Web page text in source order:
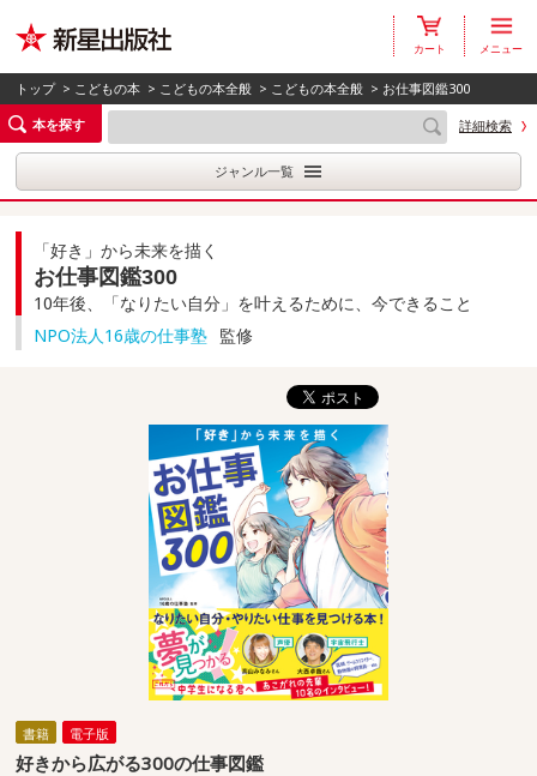
カート メニュー
トップ > こどもの本 > こどもの本全般 > こどもの本全般 > お仕事図鑑300
本を探す
詳細検索
ジャンル一覧
「好き」から未来を描く
お仕事図鑑300
10年後、「なりたい自分」を叶えるために、今できること
NPO法人16歳の仕事塾 監修
書籍 電子版
好きから広がる300の仕事図鑑